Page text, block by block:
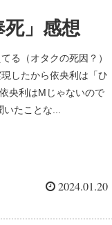
死」感想
る（オタクの死因？）
したから依央利は「ひ
央利はMじゃないので
たことな...
2024.01.20